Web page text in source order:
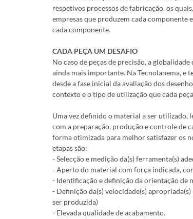
respetivos processos de fabricação, os
empresas que produzem cada componente
cada componente.
CADA PEÇA UM DESAFIO
No caso de peças de precisão, a
ainda mais importante. Na Tecnolanema, e
desde a fase inicial da avaliação dos
contexto e o tipo de utilização que cada
Uma vez definido o material a ser utilizado,
com a preparação, produção e controle de
forma otimizada para melhor satisfazer os
etapas são:
- Selecção e medição da(s) ferramenta(s)
- Aperto do material com força indicada,
- Identificação e definição da orientação de
- Definição da(s) velocidade(s)
ser produzida)
- Elevada qualidade de acabamento.